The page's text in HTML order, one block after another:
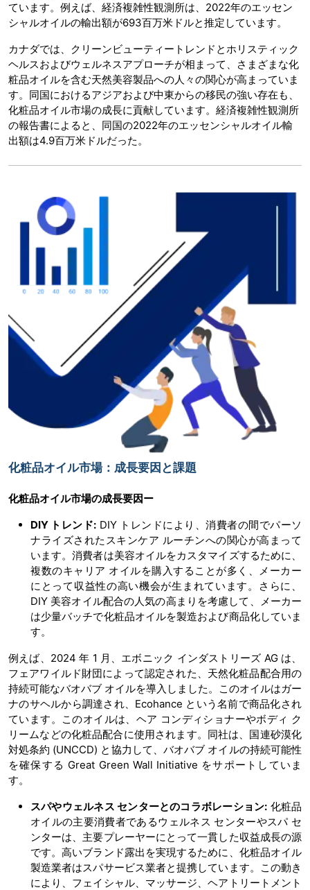
ています。例えば、経済複雑性観測所は、2022年のエッセン
シャルオイルの輸出額が693百万米ドルと推定しています。
カナダでは、クリーンビューティートレンドとホリスティック
ヘルスおよびウェルネスアプローチが相まって、さまざまな化
粧品オイルを含む天然美容製品への人々の関心が高まっていま
す。同国におけるアジアおよび中東からの移民の強い存在も、
化粧品オイル市場の成長に貢献しています。経済複雑性観測所
の報告書によると、同国の2022年のエッセンシャルオイル輸
出額は4.9百万米ドルだった。
化粧品オイル市場：成長要因と課題
化粧品オイル市場の成長要因ー
DIY トレンド: DIY トレンドにより、消費者の間でパーソ
ナライズされたスキンケア ルーチンへの関心が高まって
います。消費者は美容オイルをカスタマイズするために、
複数のキャリア オイルを購入することが多く、メーカー
にとって収益性の高い機会が生まれています。さらに、
DIY 美容オイル配合の人気の高まりを考慮して、メーカー
は少量バッチで化粧品オイルを製造および商品化していま
す。
例えば、2024 年 1 月、エボニック インダストリーズ AG は、
フェアワイルド財団によって認定された、天然化粧品配合用の
持続可能なバオバブ オイルを導入しました。このオイルはガー
ナのサヘルから調達され、Ecohance という名前で商品化され
ています。このオイルは、ヘア コンディショナーやボディ ク
リームなどの化粧品配合に使用されます。同社は、国連砂漠化
対処条約 (UNCCD) と協力して、バオバブ オイルの持続可能性
を確保する Great Green Wall Initiative をサポートしていま
す。
スパやウェルネス センターとのコラボレーション: 化粧品
オイルの主要消費者であるウェルネス センターやスパ セ
ンターは、主要プレーヤーにとって一貫した収益成長の源
です。高いブランド露出を実現するために、化粧品オイル
製造業者はスパサービス業者と提携しています。この動き
により、フェイシャル、マッサージ、ヘアトリートメント